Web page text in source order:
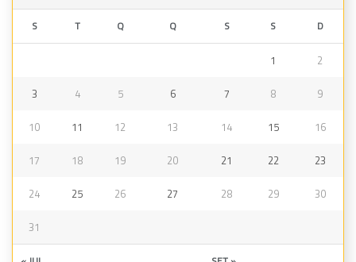
S T Q Q S S D
1 2
3 4 5 6 7 8 9
10 11 12 13 14 15 16
17 18 19 20 21 22 23
24 25 26 27 28 29 30
31